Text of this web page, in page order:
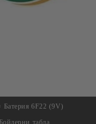
Батерия 6F22 (9V)
Бойлерни табла